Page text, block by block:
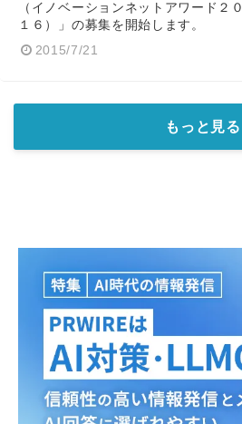
（イノベーションネットアワード２０
１６）」の募集を開始します。
2015/7/21
もっと見る